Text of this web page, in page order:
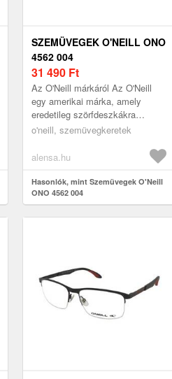
SZEMÜVEGEK O'NEILL ONO
4562 004
31 490 Ft
Az O'Neill márkáról Az O'Neill
egy amerikai márka, amely
eredetileg szörfdeszkákra
specializálódott, és
tengerparti hangu...
o'neill, szemüvegkeretek
alensa.hu
Hasonlók, mint Szemüvegek O'Neill
ONO 4562 004